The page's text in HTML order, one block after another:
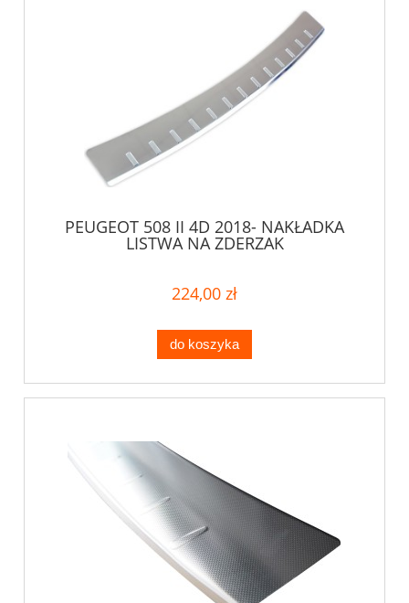
PEUGEOT 508 II 4D 2018- NAKŁADKA
LISTWA NA ZDERZAK
224,00 zł
do koszyka